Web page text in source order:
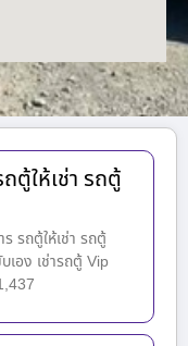
ตู้ให้เช่า รถตู้
รถตู้ให้เช่า รถตู้
เอง เช่ารถตู้ Vip